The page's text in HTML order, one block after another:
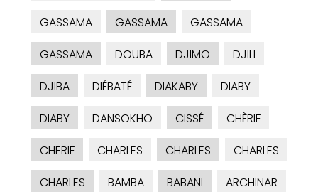
GASSAMA
GASSAMA
GASSAMA
GASSAMA
DOUBA DJIMO
DJILI
DJIBA
DIÉBATÉ DIAKABY
DIABY
DIABY
DANSOKHO CISSÉ
CHÈRIF
CHERIF
CHARLES CHARLES
CHARLES
CHARLES
BAMBA BABANI
ARCHINAR